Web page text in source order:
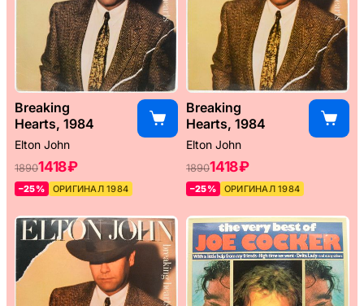
Breaking
Hearts, 1984
Elton John
18901418 ₽
–25% ОРИГИНАЛ 1984
Breaking
Hearts, 1984
Elton John
18901418 ₽
–25% ОРИГИНАЛ 1984